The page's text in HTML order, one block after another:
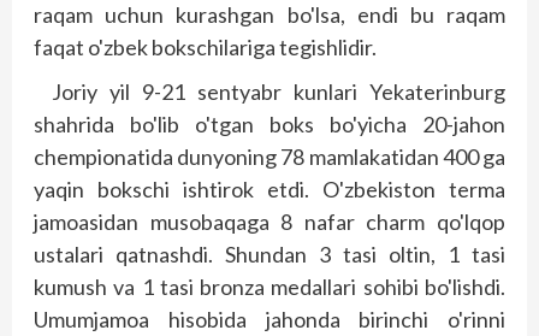
raqam uchun kurashgan bo'lsa, endi bu raqam
faqat o'zbek bokschilariga tegishlidir.
Joriy yil 9-21 sentyabr kunlari Yekaterinburg
shahrida bo'lib o'tgan boks bo'yicha 20-jahon
chempionatida dunyoning 78 mamlakatidan 400 ga
yaqin bokschi ishtirok etdi. O'zbekiston terma
jamoasidan musobaqaga 8 nafar charm qo'lqop
ustalari qatnashdi. Shundan 3 tasi oltin, 1 tasi
kumush va 1 tasi bronza medallari sohibi bo'lishdi.
Umumjamoa hisobida jahonda birinchi o'rinni